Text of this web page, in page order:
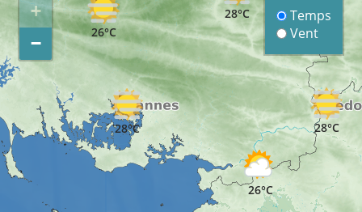
26°C
28°C
26°C
28°C 28°C
+
−
Temps
Vent